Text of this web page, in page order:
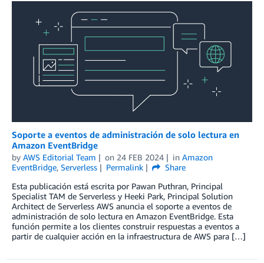
Soporte a eventos de administración de solo lectura en
Amazon EventBridge
by AWS Editorial Team on 24 FEB 2024 in Amazon
EventBridge, Serverless Permalink
Share
Esta publicación está escrita por Pawan Puthran, Principal
Specialist TAM de Serverless y Heeki Park, Principal Solution
Architect de Serverless AWS anuncia el soporte a eventos de
administración de solo lectura en Amazon EventBridge. Esta
función permite a los clientes construir respuestas a eventos a
partir de cualquier acción en la infraestructura de AWS para […]